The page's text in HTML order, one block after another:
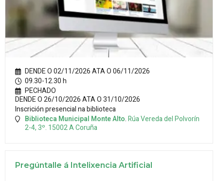
DENDE O 02/11/2026 ATA O 06/11/2026
09.30-12.30 h
PECHADO
DENDE O 26/10/2026 ATA O 31/10/2026
Inscrición presencial na biblioteca
Biblioteca Municipal Monte Alto.Rúa Vereda del Polvorín
2-4, 3º. 15002A Coruña
Pregúntalle á Intelixencia Artificial